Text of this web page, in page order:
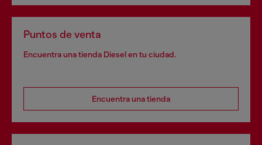
Puntos de venta
Encuentra una tienda Diesel en tu ciudad.
Encuentra una tienda